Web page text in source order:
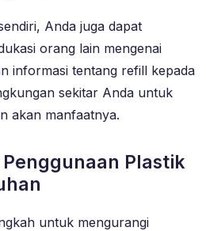
Anda juga dapat
orang lain mengenai
informasi tentang refill kepada
sekitar Anda untuk
akan manfaatnya.
Plastik
untuk mengurangi